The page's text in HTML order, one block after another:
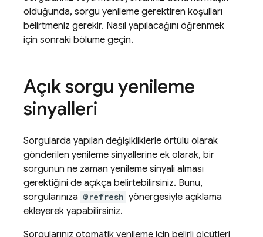
olduğunda, sorgu yenileme gerektiren koşulları
belirtmeniz gerekir. Nasıl yapılacağını öğrenmek
için sonraki bölüme geçin.
Açık sorgu yenileme
sinyalleri
Sorgularda yapılan değişikliklerle örtülü olarak
gönderilen yenileme sinyallerine ek olarak, bir
sorgunun ne zaman yenileme sinyali alması
gerektiğini de açıkça belirtebilirsiniz. Bunu,
sorgularınıza @refresh yönergesiyle açıklama
ekleyerek yapabilirsiniz.
Sorgularınız otomatik yenileme için belirli ölçütleri